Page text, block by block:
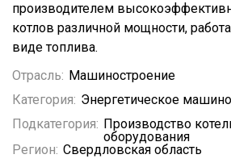
производителем
котлов различной мощности,
виде топлива.
Отрасль: Машиностроение
Категория: Энергетическое
Подкатегория: Производство
оборудования
Регион: Свердловская область